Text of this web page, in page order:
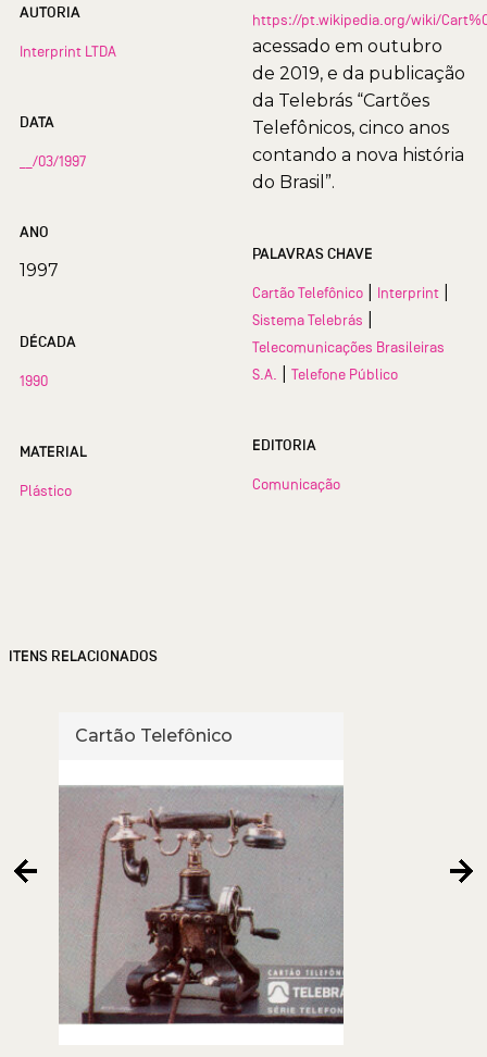
AUTORIA
Interprint LTDA
DATA
__/03/1997
ANO
1997
DÉCADA
1990
MATERIAL
Plástico
https://pt.wikipedia.org/wiki/
acessado em outubro
de 2019, e da publicação
da Telebrás “Cartões
Telefônicos, cinco anos
contando a nova história
do Brasil”.
PALAVRAS CHAVE
Cartão Telefônico Interprint
Sistema Telebrás
Telecomunicações Brasileiras
S.A.
Telefone Público
EDITORIA
Comunicação
ITENS RELACIONADOS
Cartão Telefônico